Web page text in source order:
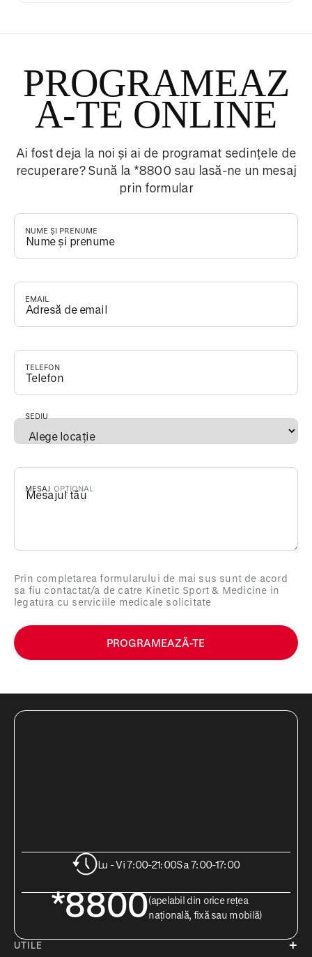
PROGRAMEAZ
A-TE ONLINE
Ai fost deja la noi și ai de programat sedințele de
recuperare? Sună la *8800 sau lasă-ne un mesaj
prin formular
NUME ȘI PRENUME
EMAIL
TELEFON
SEDIU
MESAJ
Prin completarea formularului de mai sus sunt de acord
sa fiu contactat/a de catre Kinetic Sport & Medicine in
legatura cu serviciile medicale solicitate
PROGRAMEAZĂ-TE
Lu - Vi 7:00-21:00Sa 7:00-17:00
*8800(apelabil din orice rețea
națională, fixă sau mobilă)
UTILE